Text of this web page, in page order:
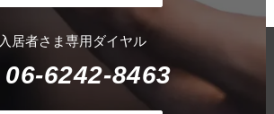
入居者さま専用ダイヤル
06-6242-8463